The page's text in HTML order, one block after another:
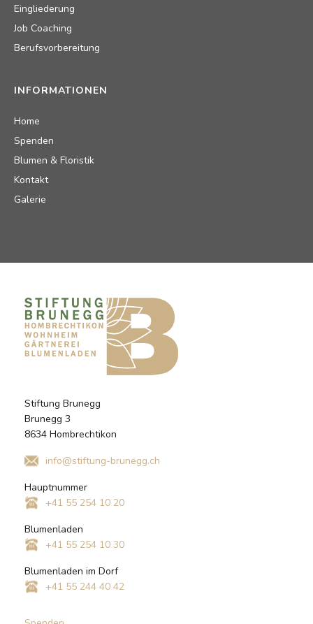
Eingliederung
Job Coaching
Berufsvorbereitung
INFORMATIONEN
Home
Spenden
Blumen & Floristik
Kontakt
Galerie
Stiftung Brunegg
Brunegg 3
8634 Hombrechtikon
info@stiftung-brunegg.ch
Hauptnummer
+41 55 254 10 20
Blumenladen
+41 55 254 10 30
Blumenladen im Dorf
+41 55 244 40 42